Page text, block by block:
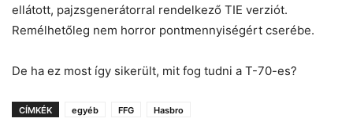
ellátott, pajzsgenerátorral rendelkező TIE verziót.
Remélhetőleg nem horror pontmennyiségért cserébe.
De ha ez most így sikerült, mit fog tudni a T-70-es?
CÍMKÉK egyéb FFG
Hasbro